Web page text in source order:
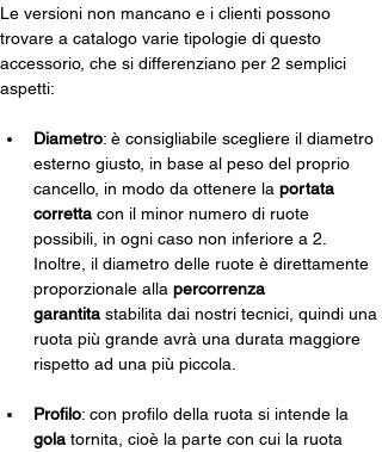
Le versioni non mancano e i clienti possono
trovare a catalogo varie tipologie di questo
accessorio, che si differenziano per 2 semplici
aspetti:
Diametro: è consigliabile scegliere il diametro
esterno giusto, in base al peso del proprio
cancello, in modo da ottenere la portata
corretta con il minor numero di ruote
possibili, in ogni caso non inferiore a 2.
Inoltre, il diametro delle ruote è direttamente
proporzionale alla percorrenza
garantita stabilita dai nostri tecnici, quindi una
ruota più grande avrà una durata maggiore
rispetto ad una più piccola.
Profilo: con profilo della ruota si intende la
gola tornita, cioè la parte con cui la ruota